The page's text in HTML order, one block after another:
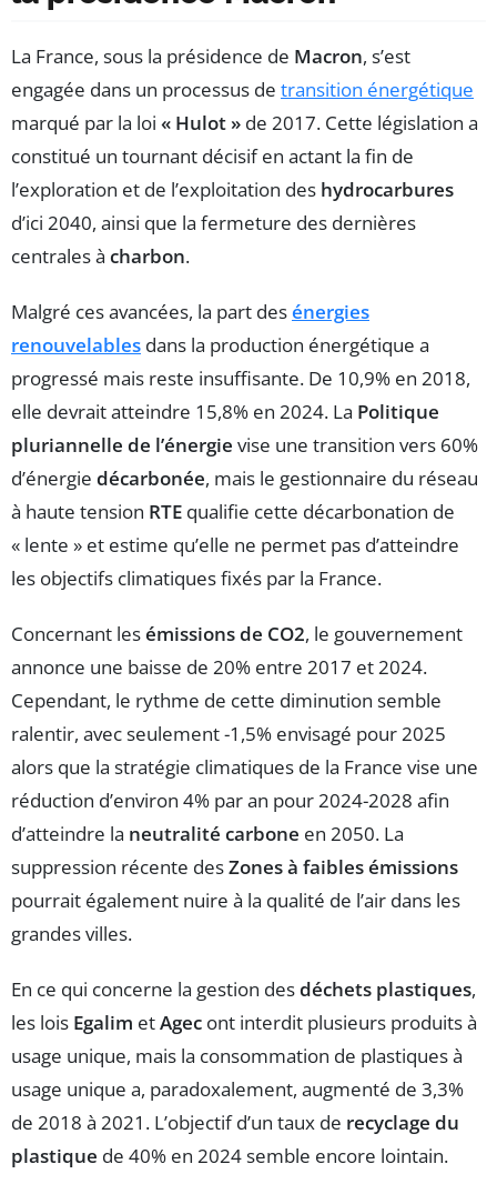
La France, sous la présidence de Macron, s’est
engagée dans un processus de transition énergétique
marqué par la loi « Hulot » de 2017. Cette législation a
constitué un tournant décisif en actant la fin de
l’exploration et de l’exploitation des hydrocarbures
d’ici 2040, ainsi que la fermeture des dernières
centrales à charbon.
Malgré ces avancées, la part desénergies
renouvelables dans la production énergétique a
progressé mais reste insuffisante. De 10,9% en 2018,
elle devrait atteindre 15,8% en 2024. La Politique
pluriannelle de l’énergie vise une transition vers 60%
d’énergie décarbonée, mais le gestionnaire du réseau
à haute tension RTE qualifie cette décarbonation de
« lente » et estime qu’elle ne permet pas d’atteindre
les objectifs climatiques fixés par la France.
Concernant lesémissions de CO2, le gouvernement
annonce une baisse de 20% entre 2017 et 2024.
Cependant, le rythme de cette diminution semble
ralentir, avec seulement -1,5% envisagé pour 2025
alors que la stratégie climatiques de la France vise une
réduction d’environ 4% par an pour 2024-2028 afin
d’atteindre la neutralité carbone en 2050. La
suppression récente desZones à faibles émissions
pourrait également nuire à la qualité de l’air dans les
grandes villes.
En ce qui concerne la gestion desdéchets plastiques,
les lois Egalim etAgec ont interdit plusieurs produits à
usage unique, mais la consommation de plastiques à
usage unique a, paradoxalement, augmenté de 3,3%
de 2018 à 2021. L’objectif d’un taux de recyclage du
plastique de 40% en 2024 semble encore lointain.